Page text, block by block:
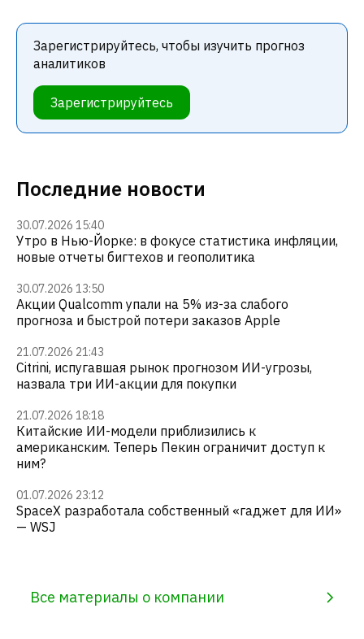
Последние новости
30.07.2026 15:40
Утро в Нью-Йорке: в фокусе статистика инфляции,
новые отчеты бигтехов и геополитика
30.07.2026 13:50
Акции Qualcomm упали на 5% из-за слабого
прогноза и быстрой потери заказов Apple
21.07.2026 21:43
Citrini, испугавшая рынок прогнозом ИИ-угрозы,
назвала три ИИ-акции для покупки
21.07.2026 18:18
Китайские ИИ-модели приблизились к
американским. Теперь Пекин ограничит доступ к
ним?
01.07.2026 23:12
SpaceX разработала собственный «гаджет для ИИ»
— WSJ
Все материалы о компании
Зарегистрируйтесь, чтобы изучить прогноз
аналитиков
Зарегистрируйтесь